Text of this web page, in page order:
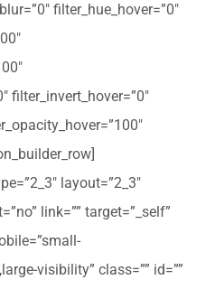
filter_hue_hover=”0″
filter_invert_hover=”0″
layout=”2_3″
link=”” target=”_self”
visibility” class=”” id=””